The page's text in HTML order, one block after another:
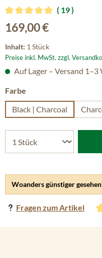
Durchschnittliche
19
Regulärer Preis:
169,00 €
Inhalt: 1 Stück
Preise inkl. MwSt. zzgl.
Woanders günstiger
Fragen zum Artikel
Auf Lager – Versand 1–3
Farbe
Black | Charcoal